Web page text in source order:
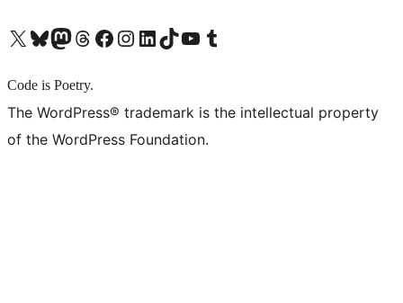
X (旧 Twitter) アカウントへBluesky アカウントへMastodon アカウントへThreads アカウントへ Facebook ページへInstagram アカウントへ LinkedIn アカウントへTikTok アカウントへYouTube チャンネルへ Tumblr アカウントへ
Code is Poetry.
The WordPress® trademark is the intellectual property
of the WordPress Foundation.